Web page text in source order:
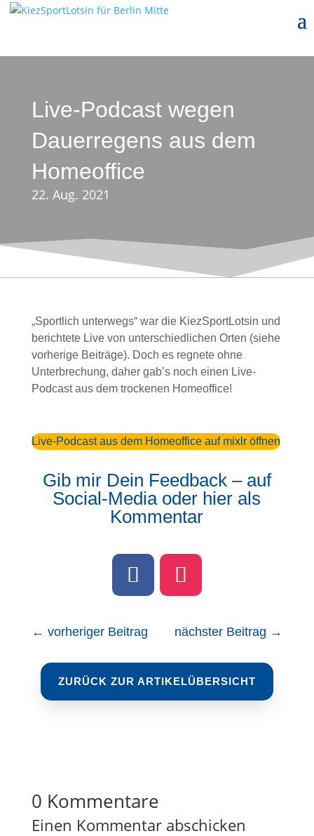
Live-Podcast wegen
Dauerregens aus dem
Homeoffice
22. Aug. 2021
„Sportlich unterwegs“ war die KiezSportLotsin und
berichtete Live von unterschiedlichen Orten (siehe
vorherige Beiträge). Doch es regnete ohne
Unterbrechung, daher gab’s noch einen Live-
Podcast aus dem trockenen Homeoffice!
Live-Podcast aus dem Homeoffice auf mixlr öffnen
Gib mir Dein Feedback – auf
Social-Media oder hier als
Kommentar
← vorheriger Beitrag nächster Beitrag →
ZURÜCK ZUR ARTIKELÜBERSICHT
0 Kommentare
Einen Kommentar abschicken